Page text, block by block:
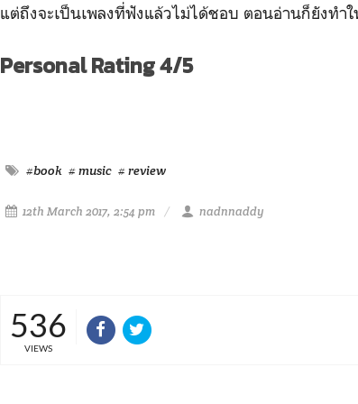
แต่ถึงจะเป็นเพลงที่ฟังแล้วไม่ได้ชอบ ตอนอ่านก็ยังทำ
Personal Rating 4/5
#book # music # review
12th March 2017, 2:54 pm nadnnaddy
536
VIEWS